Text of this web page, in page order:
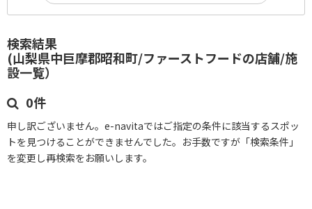
検索結果
(山梨県中巨摩郡昭和町/ファーストフードの店舗/施
設一覧）
0件
申し訳ございません。e-navitaではご指定の条件に該当するスポッ
トを見つけることができませんでした。お手数ですが「検索条件」
を変更し再検索をお願いします。